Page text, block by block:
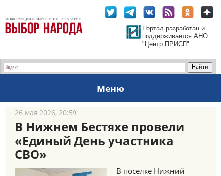
Портал разработан и
поддерживается АНО
"Центр ПРИСП"
Меню
26 мая 2026, 20:59
В Нижнем Бестяхе провели
«Единый День участника
СВО»
В посёлке Нижний